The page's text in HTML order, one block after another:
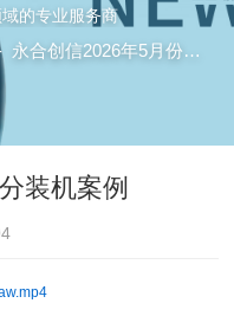
的专业服务商
永合创信2026年5月份部分装机案例
装机案例